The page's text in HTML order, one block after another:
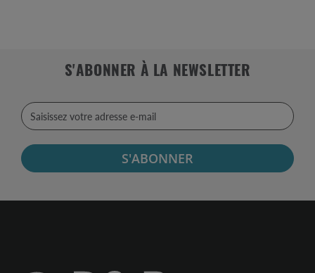
S'ABONNER À LA NEWSLETTER
S'ABONNER